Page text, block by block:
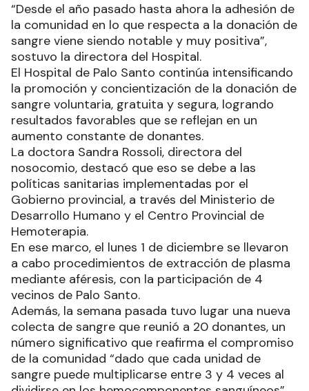
“Desde el año pasado hasta ahora la adhesión de
la comunidad en lo que respecta a la donación de
sangre viene siendo notable y muy positiva”,
sostuvo la directora del Hospital.
El Hospital de Palo Santo continúa intensificando
la promoción y concientización de la donación de
sangre voluntaria, gratuita y segura, logrando
resultados favorables que se reflejan en un
aumento constante de donantes.
La doctora Sandra Rossoli, directora del
nosocomio, destacó que eso se debe a las
políticas sanitarias implementadas por el
Gobierno provincial, a través del Ministerio de
Desarrollo Humano y el Centro Provincial de
Hemoterapia.
En ese marco, el lunes 1 de diciembre se llevaron
a cabo procedimientos de extracción de plasma
mediante aféresis, con la participación de 4
vecinos de Palo Santo.
Además, la semana pasada tuvo lugar una nueva
colecta de sangre que reunió a 20 donantes, un
número significativo que reafirma el compromiso
de la comunidad “dado que cada unidad de
sangre puede multiplicarse entre 3 y 4 veces al